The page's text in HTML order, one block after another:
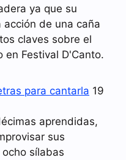
ya que su
de una caña
claves sobre el
en Festival D'Canto.
para cantarla 19
aprendidas,
sus
sílabas